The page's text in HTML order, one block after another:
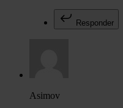
Responder
Asimov